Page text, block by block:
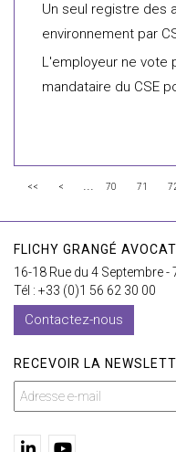
Un seul registre des
environnement par
L'employeur ne vote
mandataire du CSE
<< < ... 70 71
FLICHY GRANGÉ
16-18 Rue du 4 Septembre -
Tél : +33 (0)1 56 62 30 00
Contactez-nous
RECEVOIR LA